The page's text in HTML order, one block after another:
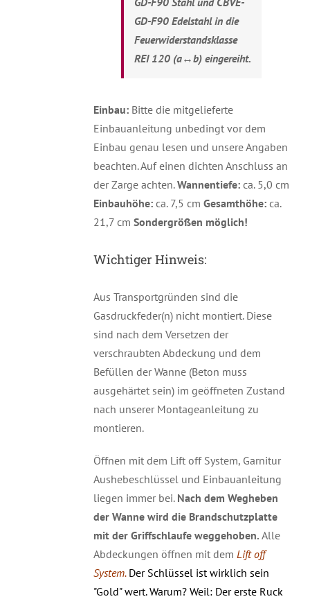
GD-F90 Edelstahl in die
Feuerwiderstandsklasse
REI 120 (a↔b) eingereiht.
Einbau: Bitte die mitgelieferte
Einbauanleitung unbedingt vor dem
Einbau genau lesen und unsere Angaben
beachten. Auf einen dichten Anschluss an
der Zarge achten.Wannentiefe:ca. 5,0 cm
Einbauhöhe:ca. 7,5 cm Gesamthöhe:ca.
21,7 cm Sondergrößen möglich!
Wichtiger Hinweis:
Aus Transportgründen sind die
Gasdruckfeder(n) nicht montiert. Diese
sind nach dem Versetzen der
verschraubten Abdeckung und dem
Befüllen der Wanne (Beton muss
ausgehärtet sein) im geöffneten Zustand
nach unserer Montageanleitung zu
montieren.
Öffnen mit dem Lift off System, Garnitur
Aushebeschlüssel und Einbauanleitung
liegen immer bei. Nach dem Wegheben
der Wanne wird die Brandschutzplatte
mit der Griffschlaufe weggehoben. Alle
Abdeckungen öffnen mit dem Lift off
System. Der Schlüssel ist wirklich sein
"Gold" wert. Warum? Weil: Der erste Ruck